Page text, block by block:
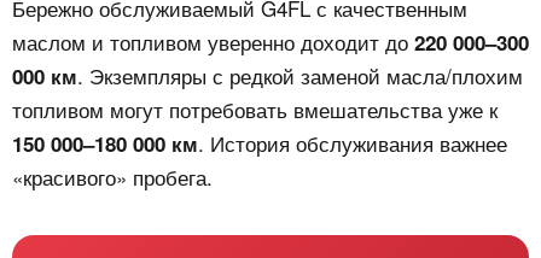
Бережно обслуживаемый G4FL с качественным
маслом и топливом уверенно доходит до 220 000–300
000 км. Экземпляры с редкой заменой масла/плохим
топливом могут потребовать вмешательства уже к
150 000–180 000 км. История обслуживания важнее
«красивого» пробега.